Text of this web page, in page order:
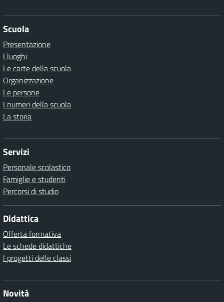
Scuola
Presentazione
I luoghi
Le carte della scuola
Organizzazione
Le persone
I numeri della scuola
La storia
Servizi
Personale scolastico
Famiglie e studenti
Percorsi di studio
Didattica
Offerta formativa
Le schede didattiche
I progetti delle classi
Novità